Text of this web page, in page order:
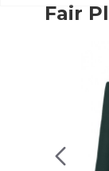
Fair